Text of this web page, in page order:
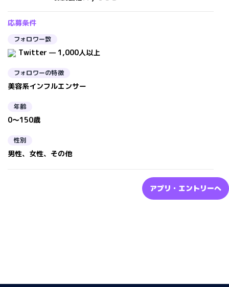
応募条件
フォロワー数
Twitter — 1,000人以上
フォロワーの特徴
美容系インフルエンサー
年齢
0～150歳
性別
男性、女性、その他
アプリ・エントリーへ